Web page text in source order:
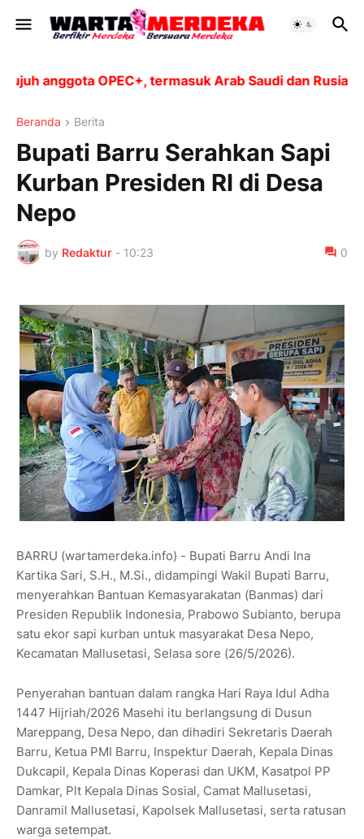
anggota OPEC+, termasuk Arab Saudi dan Rusia,
Beranda Berita
Bupati Barru Serahkan Sapi
Kurban Presiden RI di Desa
Nepo
by Redaktur - 10:23 0
BARRU (wartamerdeka.info) - Bupati Barru Andi Ina
Kartika Sari, S.H., M.Si., didampingi Wakil Bupati Barru,
menyerahkan Bantuan Kemasyarakatan (Banmas) dari
Presiden Republik Indonesia, Prabowo Subianto, berupa
satu ekor sapi kurban untuk masyarakat Desa Nepo,
Kecamatan Mallusetasi, Selasa sore (26/5/2026).
Penyerahan bantuan dalam rangka Hari Raya Idul Adha
1447 Hijriah/2026 Masehi itu berlangsung di Dusun
Mareppang, Desa Nepo, dan dihadiri Sekretaris Daerah
Barru, Ketua PMI Barru, Inspektur Daerah, Kepala Dinas
Dukcapil, Kepala Dinas Koperasi dan UKM, Kasatpol PP
Damkar, Plt Kepala Dinas Sosial, Camat Mallusetasi,
Danramil Mallusetasi, Kapolsek Mallusetasi, serta ratusan
warga setempat.